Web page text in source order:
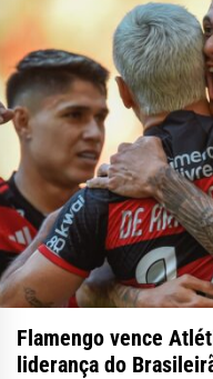
Flamengo vence
liderança do